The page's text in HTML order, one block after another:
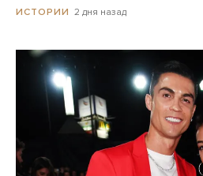
ИСТОРИИ 2 дня назад